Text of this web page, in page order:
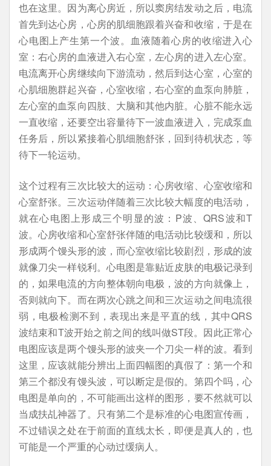
也在这里。因为离心房近，所以窦房结发动之后，电流
首先到达心房，心房的肌细胞跟着兴奋和收缩，于是在
心电图上产生第一个波。血液随着心房的收缩进入心
室：右心房的血液进入右心室，左心房的进入左心室。
电流离开心房继续向下游流动，然后到达心室，心室的
心肌细胞群起兴奋，心室收缩，右心室的血泵向肺脏，
左心室的血泵向四肢、大脑和其他内脏。心脏不能永远
一直收缩，还要空出容量待下一波血液进入，完成泵血
任务后，所以紧接着心肌细胞舒张，回到待机状态，等
待下一轮运动。
这个过程有三次比较大的运动：心房收缩、心室收缩和
心室舒张。三次运动伴随着三次比较大幅度的电活动，
就在心电图上形成三个明显的波：P波、QRS波和T
波。心房收缩和心室舒张伴随的电活动比较缓和，所以
形成两个馒头形的波，而心室收缩比较剧烈，形成的波
就像刀尖一样锐利。心电图是靠贴近皮肤的电极记录到
的，如果电流的方向整体朝向电极，波的方向就像上，
否则就向下。而在两次心跳之间和三次运动之间电流很
弱，电极检测不到，表现出来是平直的线，其中QRS
波结束和T波开始之前之间的线叫做ST段。因此正常心
电图应该是两个馒头形的波夹一个刀尖一样的波。看到
这里，应该就能分辨出上面四幅图的真假了：第一个和
第三个都没有馒头波，可以断定是假的。第四个吗，心
电图是单向的，不可能画出这样的图形，要不然就可以
当成扶乩神器了。只有第二个是标准的心电图宣传画，
不过错误之处在于前面的直线太长，即便是真人的，也
可能是一个严重的心动过缓病人。